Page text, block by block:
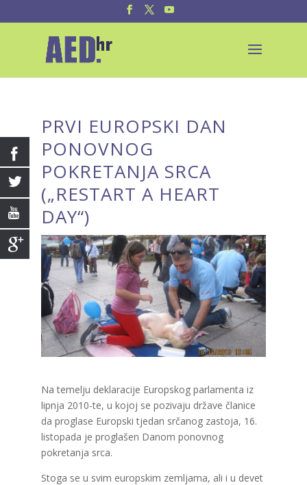
PRVI EUROPSKI DAN
PONOVNOG
POKRETANJA SRCA
(„RESTART A HEART
DAY“)
Na temelju deklaracije Europskog parlamenta iz
lipnja 2010-te, u kojoj se pozivaju države članice
da proglase Europski tjedan srčanog zastoja, 16.
listopada je proglašen Danom ponovnog
pokretanja srca.
Stoga se u svim europskim zemljama, ali i u devet